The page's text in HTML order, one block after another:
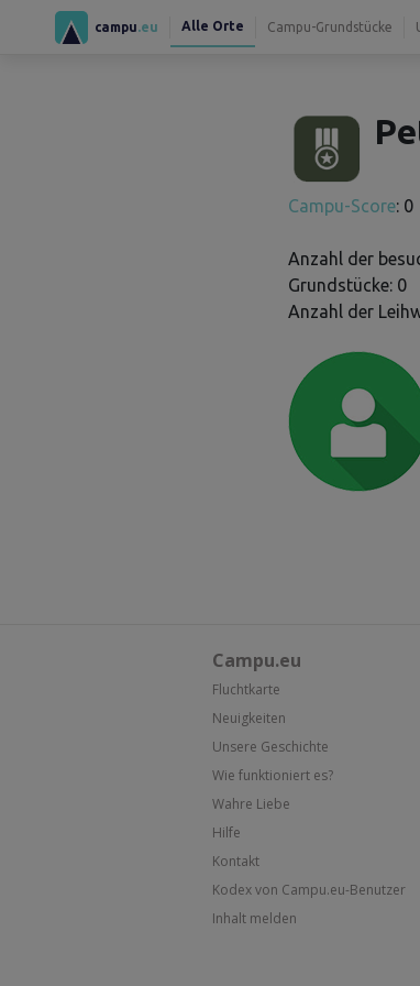
campu .eu Alle Orte Campu-Grundstücke
Campu-Score: 0
Anzahl der
Grundstücke: 0
Anzahl der
Campu.eu
Fluchtkarte
Neuigkeiten
Unsere Geschichte
Wie funktioniert es?
Wahre Liebe
Hilfe
Kontakt
Kodex von Campu.eu-Benutzer
Inhalt melden